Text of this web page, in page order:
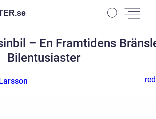
se
– En Framtidens
Bilentusiaster